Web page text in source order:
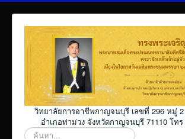
วิทยาลัยการอาชีพกาญจนบุรี เลขที่ 296 หมู่
อำเภอท่าม่วง จังหวัดกาญจนบุรี 71110 โทร
ค้นหา...